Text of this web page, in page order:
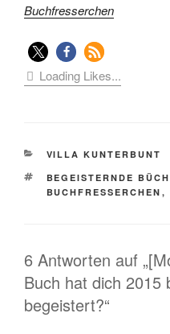
Buchfresserchen
Loading Likes...
KATEGORIEN
VILLA KUNTERBUNT
SCHLAGWÖRTER
BEGEISTERNDE
BUCHFRESSERCHEN ,
6 Antworten auf
Buch hat dich 2015
begeistert?“